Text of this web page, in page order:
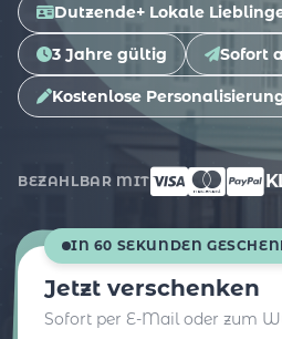
Dutzende+ Lokale
3 Jahre gültig Sofort
Kostenlose
BEZAHLBAR MIT
IN 60 SEKUNDEN
Jetzt verschenken
Sofort per E-Mail oder zum